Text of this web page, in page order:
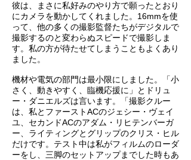
彼は、まさに私好みのやり方で願ったとおり
にカメラを動かしてくれました。16mmを使
って、他の多くの撮影監督たちがデジタルで
撮影するのと変わらぬスピードで撮影しま
す。私の方が待たせてしまうこともよくあり
ました。
機材や電気の部門は最小限にしました。「小
さく、動きやすく、臨機応援に」とドリュ
ー・ダニエルズは言います。「撮影クルー
は、私とファーストACのジェシー・ヴェイ
ユ、セカンドACのアダム・リヒテンバーガ
ー、ライティングとグリップのクリス・ヒル
だけです。テスト中は私がフィルムのローダ
ーをし、三脚のセットアップまでした時もあ